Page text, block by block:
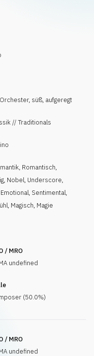
süß, aufgeregt
// Traditionals
, Romantisch,
, Nobel, Underscore,
Emotional, Sentimental,
, Magisch, Magie
/ MRO
undefined
(50.0%)
/ MRO
undefined